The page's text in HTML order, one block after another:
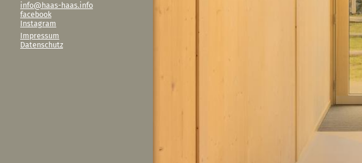
info@haas-haas.info
facebook
Instagram
Impressum
Datenschutz